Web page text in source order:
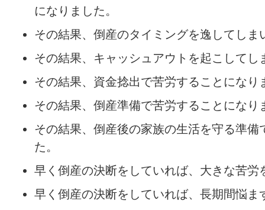
になりました。
その結果、倒産のタイミングを逸してしま
その結果、キャッシュアウトを起こしてし
その結果、資金捻出で苦労することになり
その結果、倒産準備で苦労することになり
その結果、倒産後の家族の生活を守る準備
た。
早く倒産の決断をしていれば、大きな苦労
早く倒産の決断をしていれば、長期間悩ま